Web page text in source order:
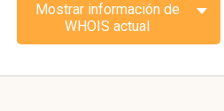
Mostrar información de
WHOIS actual